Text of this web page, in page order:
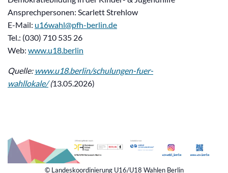
Ansprechpersonen: Scarlett Strehlow
E-Mail: u16wahl@pfh-berlin.de
Tel.: (030) 710 535 26
Web: www.u18.berlin
Quelle: www.u18.berlin/schulungen-fuer-
wahllokale/(13.05.2026)
© Landeskoordinierung U16/U18 Wahlen Berlin